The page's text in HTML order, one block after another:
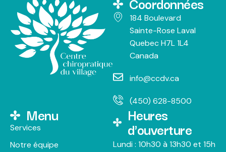
184 Boulevard
Sainte-Rose Laval
Quebec H7L 1L4
Canada
info@ccdv.ca
(450) 628-8500
Menu
Services
Notre équipe
Heures
d'ouverture
Lundi : 10h30 à 13h30 et 15h